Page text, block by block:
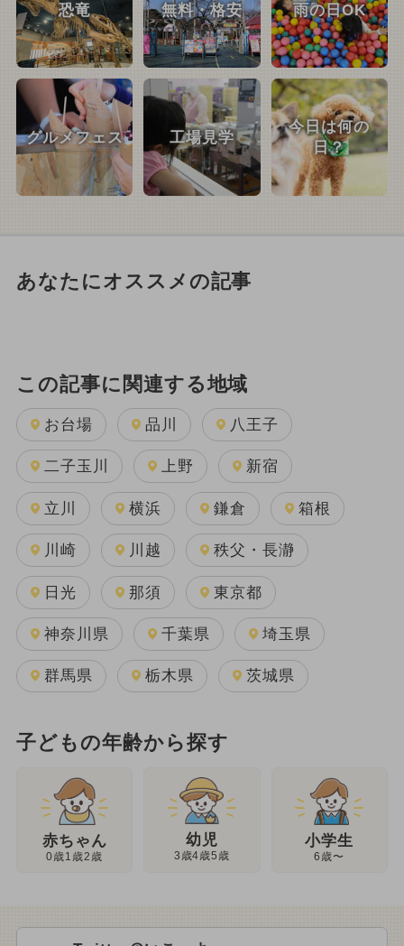
恐竜 無料・格安 雨の日OK
グルメフェス 工場見学
今日は何の
日？
あなたにオススメの記事
この記事に関連する地域
お台場 品川 八王子
二子玉川 上野 新宿
立川 横浜 鎌倉 箱根
川崎 川越 秩父・長瀞
日光 那須 東京都
神奈川県 千葉県 埼玉県
群馬県 栃木県 茨城県
子どもの年齢から探す
赤ちゃん
0歳1歳2歳
幼児
3歳4歳5歳
小学生
6歳〜